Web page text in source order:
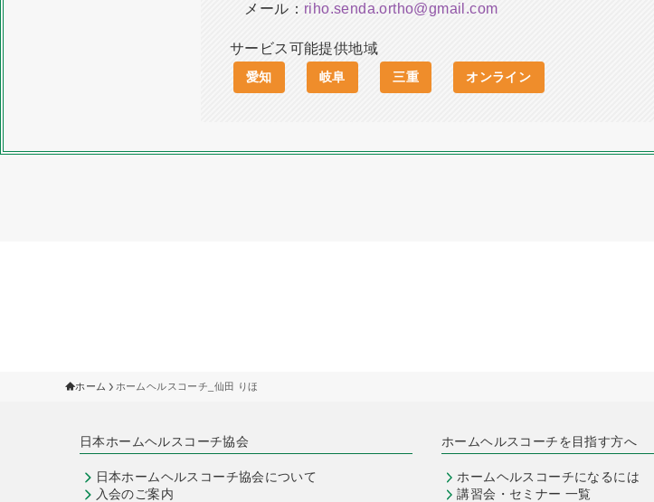
メール： riho.senda.ortho@gmail.com
サービス可能提供地域
愛知 岐阜 三重 オンライン
ホーム ホームヘルスコーチ_仙田 りほ
日本ホームヘルスコーチ協会
日本ホームヘルスコーチ協会について
入会のご案内
ホームヘルスコーチを目指す方へ
ホームヘルスコーチになるには
講習会・セミナー 一覧